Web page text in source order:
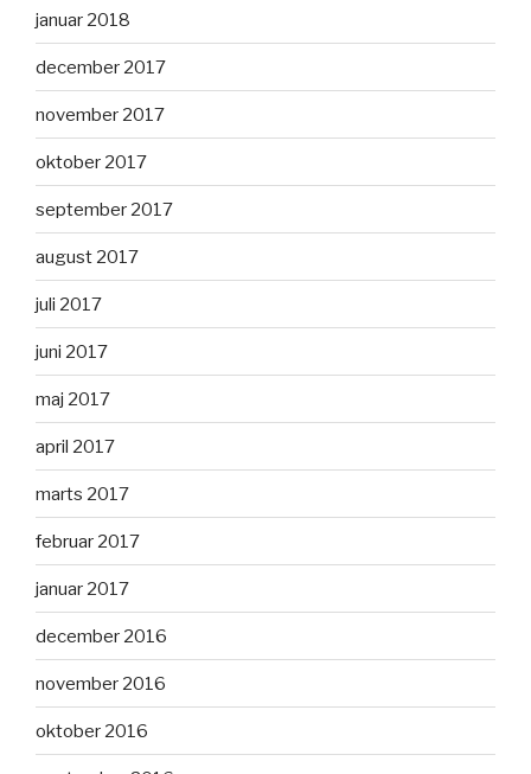
januar 2018
december 2017
november 2017
oktober 2017
september 2017
august 2017
juli 2017
juni 2017
maj 2017
april 2017
marts 2017
februar 2017
januar 2017
december 2016
november 2016
oktober 2016